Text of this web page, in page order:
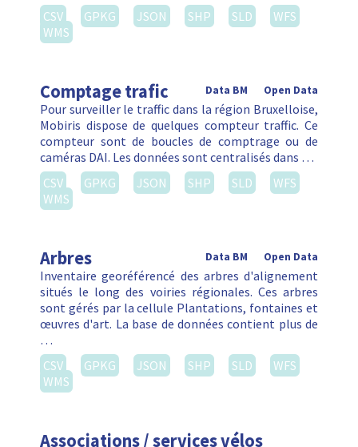
CSV
GPKG JSON SHP SLD
WFS
WMS
Comptage trafic Open Data
Data BM
Pour surveiller le traffic dans la région Bruxelloise,
Mobiris dispose de quelques compteur traffic. Ce
compteur sont de boucles de comptrage ou de
caméras DAI. Les données sont centralisés dans …
CSV
GPKG JSON SHP SLD
WFS
WMS
Arbres Open Data
Data BM
Inventaire georéférencé des arbres d'alignement
situés le long des voiries régionales. Ces arbres
sont gérés par la cellule Plantations, fontaines et
œuvres d'art. La base de données contient plus de
…
CSV
GPKG JSON SHP SLD
WFS
WMS
Associations / services vélos